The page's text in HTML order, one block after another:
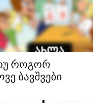
როგორ
ბავშვები